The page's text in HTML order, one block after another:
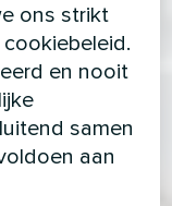
ons strikt
en nooit
samen
aan